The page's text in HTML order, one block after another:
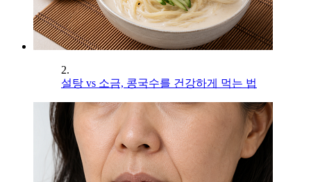
2.
설탕 vs 소금, 콩국수를 건강하게 먹는 법